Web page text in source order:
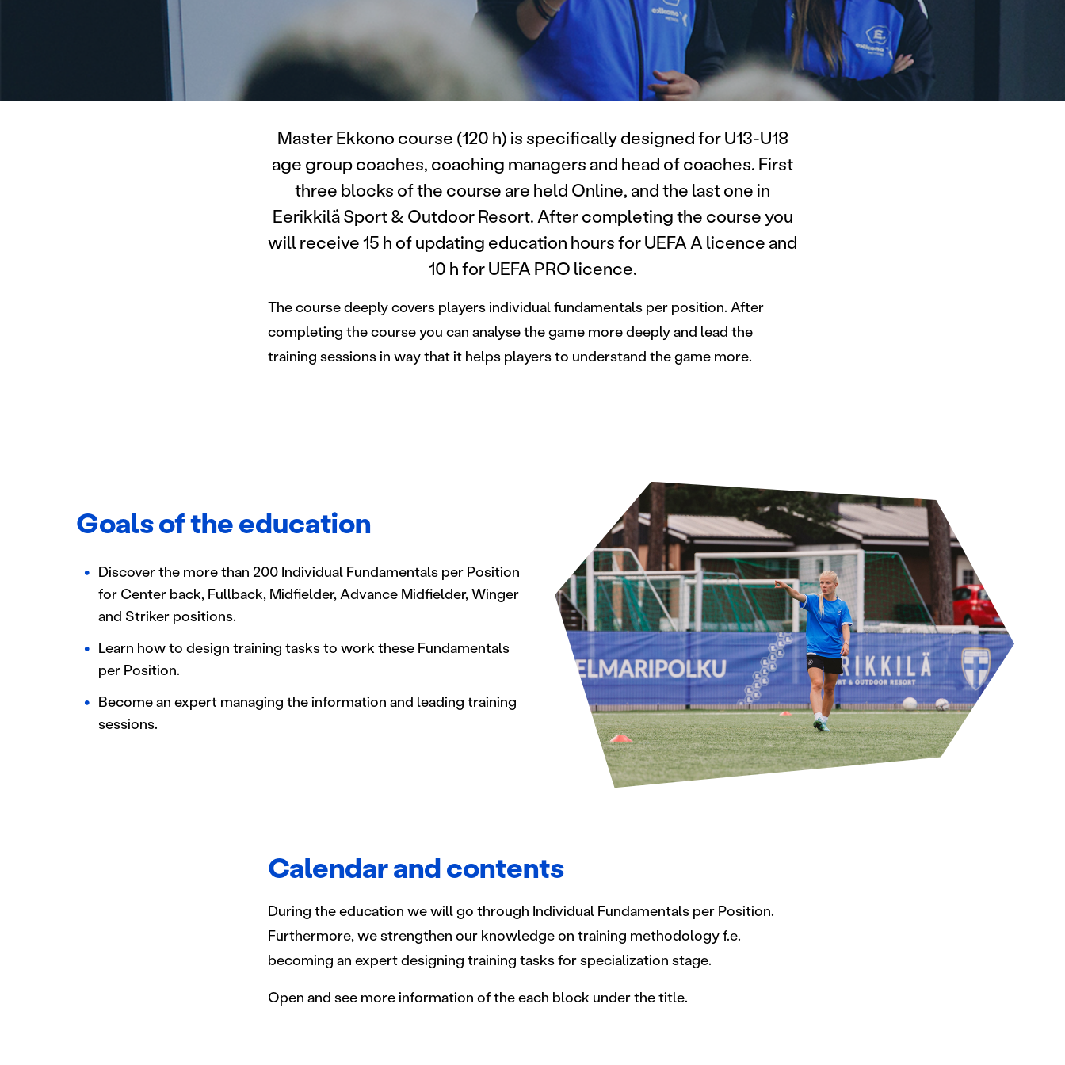
Master Ekkono course (120 h) is specifically designed for U13-U18
age group coaches, coaching managers and head of coaches. First
three blocks of the course are held Online, and the last one in
Eerikkilä Sport & Outdoor Resort. After completing the course you
will receive 15 h of updating education hours for UEFA A licence and
10 h for UEFA PRO licence.
The course deeply covers players individual fundamentals per position. After
completing the course you can analyse the game more deeply and lead the
training sessions in way that it helps players to understand the game more.
Goals of the education
Discover the more than 200 Individual Fundamentals per Position
for Center back, Fullback, Midfielder, Advance Midfielder, Winger
and Striker positions.
Learn how to design training tasks to work these Fundamentals
per Position.
Become an expert managing the information and leading training
sessions.
Calendar and contents
During the education we will go through Individual Fundamentals per Position.
Furthermore, we strengthen our knowledge on training methodology f.e.
becoming an expert designing training tasks for specialization stage.
Open and see more information of the each block under the title.